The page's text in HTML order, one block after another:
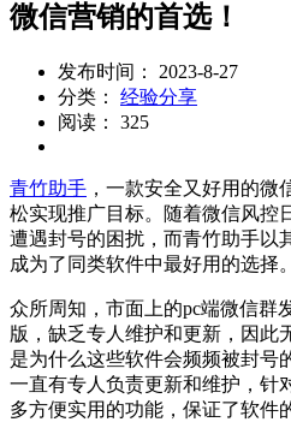
微信营销的首选！
发布时间： 2023-8-27
分类： 经验分享
阅读： 325
青竹助手 ，一款安全又好用的微
松实现推广目标。随着微信风控
遭遇封号的困扰，而青竹助手以
成为了同类软件中最好用的选择。
众所周知，市面上的pc端微信群
版，缺乏专人维护和更新，因此
是为什么这些软件会频频被封号
一直有专人负责更新和维护，针
多方便实用的功能，保证了软件